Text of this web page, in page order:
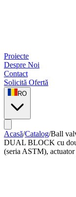
Proiecte
Despre Noi
Contact
Solicită Ofertă
RO
Acasă/Catalog/Ball
DUAL BLOCK cu
(seria ASTM),